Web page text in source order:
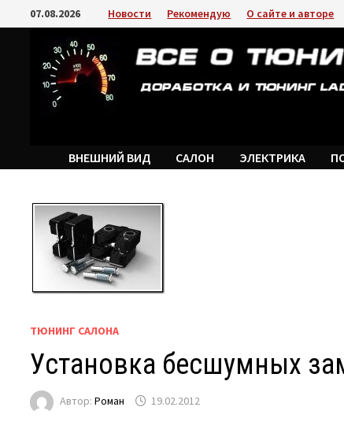
Перейти
к
содержимому
07.08.2026 Новости Рекомендую О сайте и авторе
ВНЕШНИЙ ВИД САЛОН ЭЛЕКТРИКА
ТЮНИНГ САЛОНА
Установка бесшумных
Автор:Роман 19.02.2012